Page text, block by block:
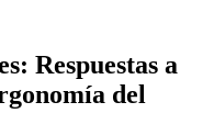
Respuestas a
del